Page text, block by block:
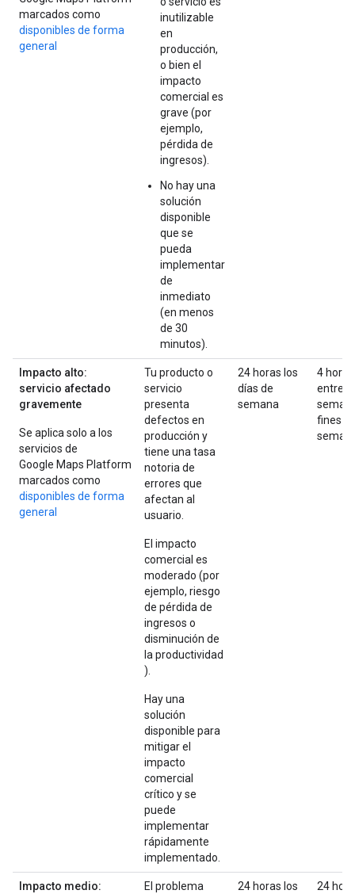
marcados como
disponibles de forma
general
inutilizable
en
producción,
o bien el
impacto
comercial es
grave (por
ejemplo,
pérdida de
ingresos).
No hay una
solución
disponible
que se
pueda
implementar
de
inmediato
(en menos
de 30
minutos).
Impacto alto:
servicio afectado
gravemente
Se aplica solo a los
servicios de
Google Maps Platform
marcados como
disponibles de forma
general
Tu producto o
servicio
presenta
defectos en
producción y
tiene una tasa
notoria de
errores que
afectan al
usuario.
El impacto
comercial es
moderado (por
ejemplo, riesgo
de pérdida de
ingresos o
disminución de
la productividad
).
Hay una
solución
disponible para
mitigar el
impacto
comercial
crítico y se
puede
implementar
rápidamente
implementado.
24 horas los
días de
semana
4 horas
entre
fines
Impacto medio:
El problema
24 horas los
24